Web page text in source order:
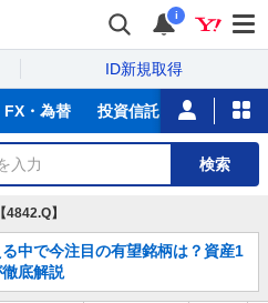
i
ID新規取得
FX・為替 投資信託 ニュース
検索
】
中で今注目の有望銘柄は？資産1
底解説